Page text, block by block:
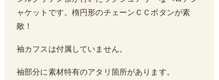
ャケットです。楕円形のチェーンＣＣボタンが素
敵！
袖カフスは付属していません。
袖部分に素材特有のアタリ箇所があります。